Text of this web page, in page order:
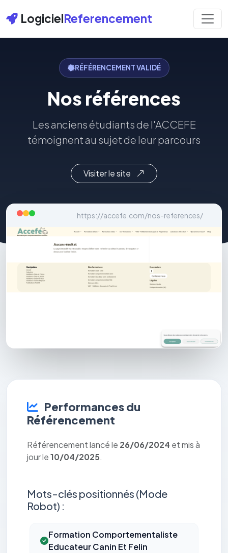
LogicielReferencement
RÉFÉRENCEMENT VALIDÉ
Nos références
Les anciens étudiants de l'ACCEFE
témoignent au sujet de leur parcours
Visiter le site
https://accefe.com/nos-references/
Performances du
Référencement
Référencement lancé le 26/06/2024 et mis à
jour le10/04/2025.
Mots-clés positionnés (Mode
Robot) :
Formation Comportementaliste
Educateur Canin Et Felin